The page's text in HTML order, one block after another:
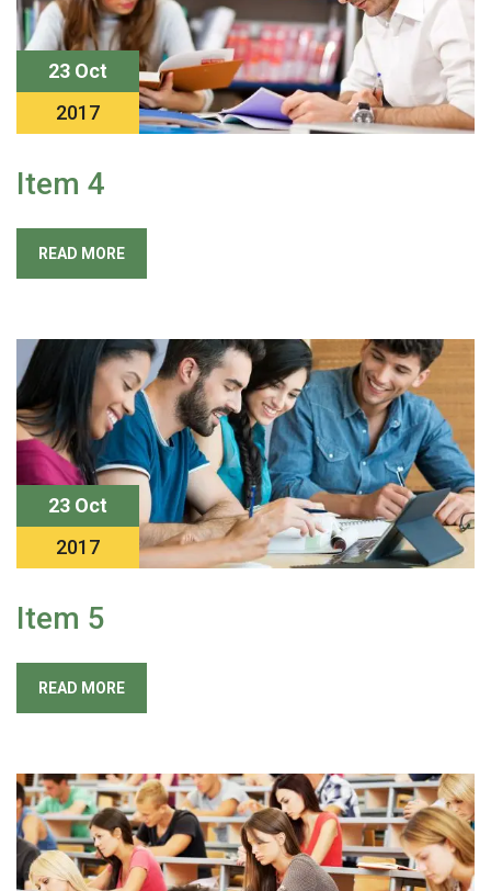
23 Oct
2017
Item 4
READ MORE
23 Oct
2017
Item 5
READ MORE